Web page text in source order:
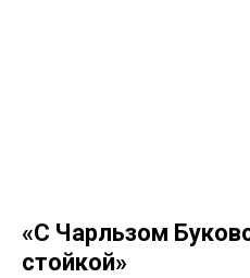
«С Чарльзом
стойкой»